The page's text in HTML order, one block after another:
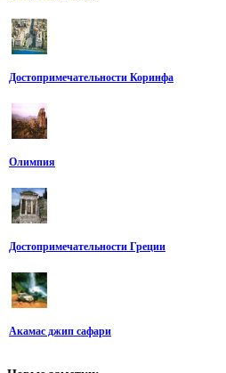
Достопримечательности Коринфа
Олимпия
Достопримечательности Греции
Акамас джип сафари